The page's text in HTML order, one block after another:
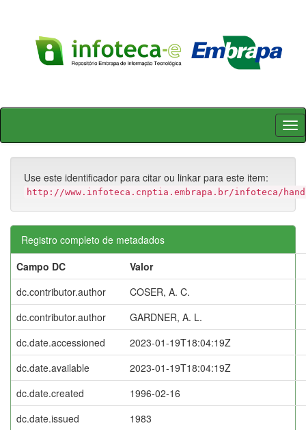
Skip
Use este identificador para citar ou linkar para este item:
http://www.infoteca.cnptia.embrapa.br/infoteca/
Registro completo de metadados
Campo DC
Valor
dc.contributor.author
COSER, A. C.
dc.contributor.author
GARDNER, A. L.
dc.date.accessioned
2023-01-19T18:04:19Z
dc.date.available
2023-01-19T18:04:19Z
dc.date.created
1996-02-16
dc.date.issued
1983